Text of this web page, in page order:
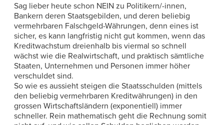
Sag lieber heute schon NEIN zu Politikern/-innen,
Bankern deren Staatsgebilden, und deren beliebig
vermehrbaren Falschgeld-Währungen, denn eines ist
sicher, es kann langfristig nicht gut kommen, wenn das
Kreditwachstum dreienhalb bis viermal so schnell
wächst wie die Realwirtschaft, und praktisch sämtliche
Staaten, Unternehmen und Personen immer höher
verschuldet sind.
So wie es aussieht steigen die Staatsschulden (mittels
den beliebig vermehrbaren Kreditwährungen) in den
grossen Wirtschaftsländern (exponentiell) immer
schneller. Rein mathematisch geht die Rechnung somit